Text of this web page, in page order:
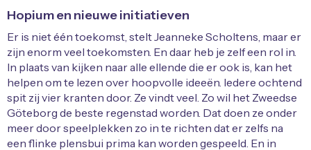
Hopium en nieuwe initiatieven
Er is niet één toekomst, stelt Jeanneke Scholtens, maar er
zijn enorm veel toekomsten. En daar heb je zelf een rol in.
In plaats van kijken naar alle ellende die er ook is, kan het
helpen om te lezen over hoopvolle ideeën. Iedere ochtend
spit zij vier kranten door. Ze vindt veel. Zo wil het Zweedse
Göteborg de beste regenstad worden. Dat doen ze onder
meer door speelplekken zo in te richten dat er zelfs na
een flinke plensbui prima kan worden gespeeld. En in